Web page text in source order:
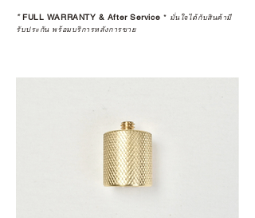
*FULL WARRANTY & After Service * มั่นใจได้กับสินค้ามี
รับประกัน พร้อมบริการหลังการขาย